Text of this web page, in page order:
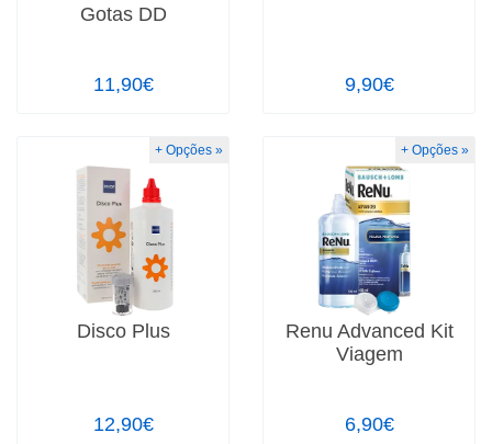
Gotas DD
11,90€ 9,90€
Disco Plus
12,90€
+ Opções »
Renu Advanced Kit
Viagem
6,90€
+ Opções »